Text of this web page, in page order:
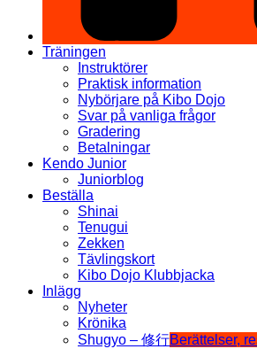
Träningen
Instruktörer
Praktisk information
Nybörjare på Kibo Dojo
Svar på vanliga frågor
Gradering
Betalningar
Kendo Junior
Juniorblog
Beställa
Shinai
Tenugui
Zekken
Tävlingskort
Kibo Dojo Klubbjacka
Inlägg
Nyheter
Krönika
Shugyo – 修行Berättelser,